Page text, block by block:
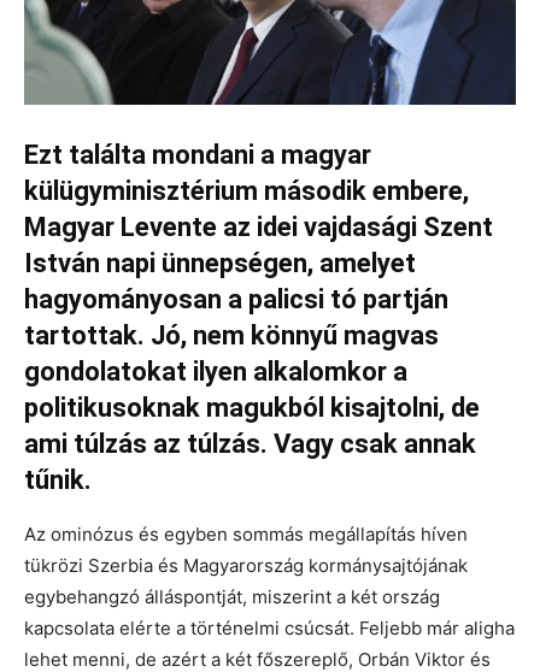
Ezt találta mondani a magyar
külügyminisztérium második embere,
Magyar Levente az idei vajdasági Szent
István napi ünnepségen, amelyet
hagyományosan a palicsi tó partján
tartottak. Jó, nem könnyű magvas
gondolatokat ilyen alkalomkor a
politikusoknak magukból kisajtolni, de
ami túlzás az túlzás. Vagy csak annak
tűnik.
Az ominózus és egyben sommás megállapítás híven
tükrözi Szerbia és Magyarország kormánysajtójának
egybehangzó álláspontját, miszerint a két ország
kapcsolata elérte a történelmi csúcsát. Feljebb már aligha
lehet menni, de azért a két főszereplő, Orbán Viktor és